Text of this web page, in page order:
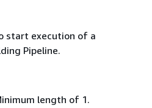
start execution of a
Pipeline.
length of 1.